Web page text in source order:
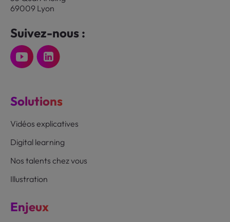
69009 Lyon
Suivez-nous :
Solutions
Vidéos explicatives
Digital learning
Nos talents chez vous
Illustration
Enjeux